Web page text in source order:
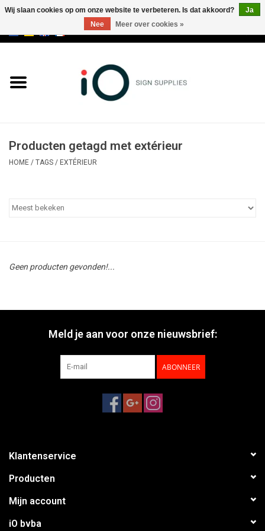
Merken
Bel ons op +32 3 353 67 63
Producten getagd met extérieur
HOME / TAGS / EXTÉRIEUR
Geen producten gevonden!...
Meld je aan voor onze nieuwsbrief:
ABONNEER
Klantenservice
Producten
Mijn account
iO bvba
Wij slaan cookies op om onze website te verbeteren. Is dat akkoord?
Ja
Nee
Meer over cookies »